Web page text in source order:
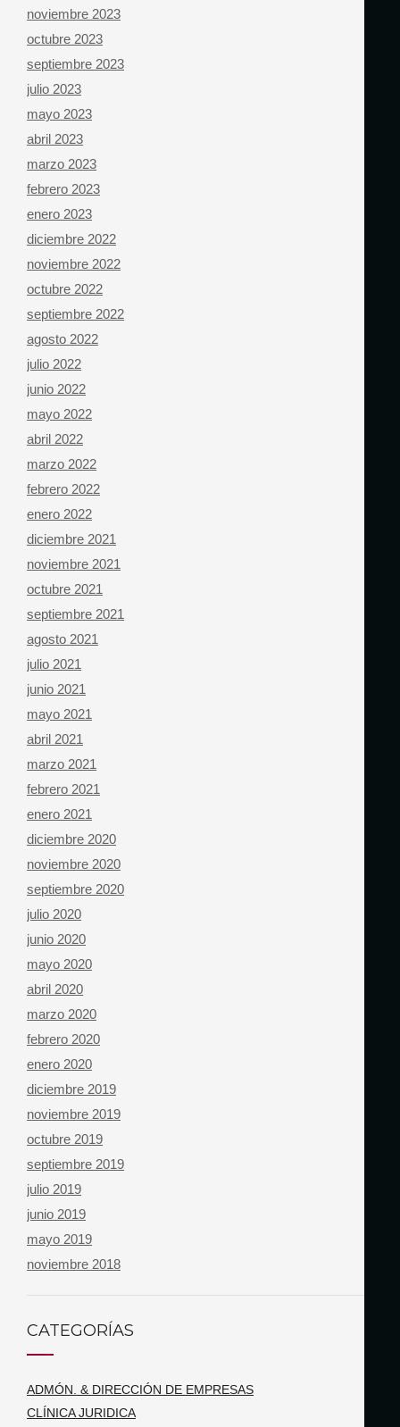
noviembre 2023
octubre 2023
septiembre 2023
julio 2023
mayo 2023
abril 2023
marzo 2023
febrero 2023
enero 2023
diciembre 2022
noviembre 2022
octubre 2022
septiembre 2022
agosto 2022
julio 2022
junio 2022
mayo 2022
abril 2022
marzo 2022
febrero 2022
enero 2022
diciembre 2021
noviembre 2021
octubre 2021
septiembre 2021
agosto 2021
julio 2021
junio 2021
mayo 2021
abril 2021
marzo 2021
febrero 2021
enero 2021
diciembre 2020
noviembre 2020
septiembre 2020
julio 2020
junio 2020
mayo 2020
abril 2020
marzo 2020
febrero 2020
enero 2020
diciembre 2019
noviembre 2019
octubre 2019
septiembre 2019
julio 2019
junio 2019
mayo 2019
noviembre 2018
CATEGORÍAS
ADMÓN. & DIRECCIÓN DE EMPRESAS
CLÍNICA JURIDICA